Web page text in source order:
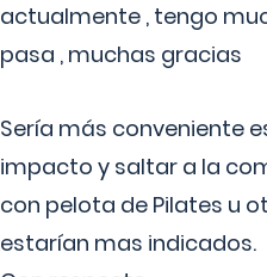
actualmente , tengo
pasa , muchas gracias
Sería más conveniente
impacto y saltar a la
con pelota de Pilates u
estarían mas indicados.